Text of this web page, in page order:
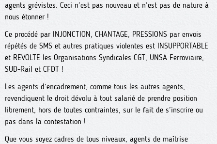
agents grévistes. Ceci n’est pas nouveau et n’est pas de nature à
nous étonner !
Ce procédé par INJONCTION, CHANTAGE, PRESSIONS par envois
répétés de SMS et autres pratiques violentes est INSUPPORTABLE
et REVOLTE les Organisations Syndicales CGT, UNSA Ferroviaire,
SUD-Rail et CFDT !
Les agents d’encadrement, comme tous les autres agents,
revendiquent le droit dévolu à tout salarié de prendre position
librement, hors de toutes contraintes, sur le fait de s’inscrire ou
pas dans la contestation !
Que vous soyez cadres de tous niveaux, agents de maîtrise